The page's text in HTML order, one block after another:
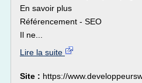
En savoir plus
Référencement - SEO
Il ne...
Lire la suite
Site : https://